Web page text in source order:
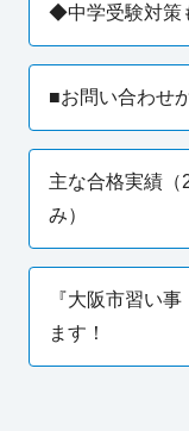
◆中学受験対策
■お問い合わせ
主な合格実績
み）
『大阪市習い
ます！